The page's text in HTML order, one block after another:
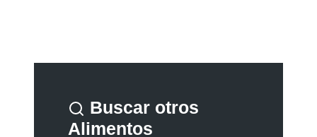
Buscar otros
Alimentos